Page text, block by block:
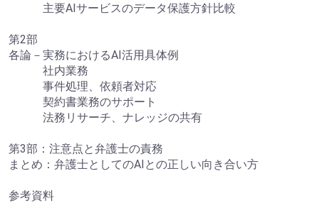
主要AIサービスのデータ保護方針比較
第2部
各論－実務におけるAI活用具体例
社内業務
事件処理、依頼者対応
契約書業務のサポート
法務リサーチ、ナレッジの共有
第3部：注意点と弁護士の責務
まとめ：弁護士としてのAIとの正しい向き合い方
参考資料